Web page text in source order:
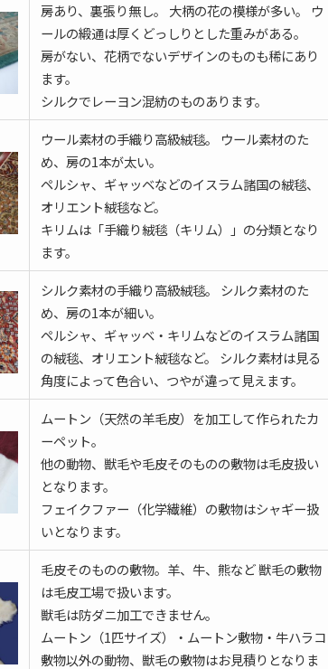
房あり、裏張り無し。 大柄の花の模様が多い。 ウ
ールの緞通は厚くどっしりとした重みがある。
房がない、花柄でないデザインのものも稀にあり
ます。
シルクでレーヨン混紡のものあります。
ウール素材の手織り高級絨毯。 ウール素材のた
め、房の1本が太い。
ペルシャ、ギャッベなどのイスラム諸国の絨毯、
オリエント絨毯など。
キリムは「手織り絨毯（キリム）」の分類となり
ます。
シルク素材の手織り高級絨毯。 シルク素材のた
め、房の1本が細い。
ペルシャ、ギャッベ・キリムなどのイスラム諸国
の絨毯、オリエント絨毯など。 シルク素材は見る
角度によって色合い、つやが違って見えます。
ムートン（天然の羊毛皮）を加工して作られたカ
ーペット。
他の動物、獣毛や毛皮そのものの敷物は毛皮扱い
となります。
フェイクファー（化学繊維）の敷物はシャギー扱
いとなります。
毛皮そのものの敷物。羊、牛、熊など 獣毛の敷物
は毛皮工場で扱います。
獣毛は防ダニ加工できません。
ムートン（1匹サイズ）・ムートン敷物・牛ハラコ
敷物以外の動物、獣毛の敷物はお見積りとなりま